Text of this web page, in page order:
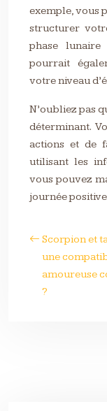
exemple, vous
structurer
phase
pourrait
votre niveau
N’oubliez pas
déterminant.
actions et de
utilisant les
vous pouvez
journée
Scorpion et
une
amoureuse
?